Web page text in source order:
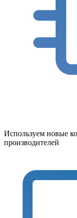
Используем новые
производителей